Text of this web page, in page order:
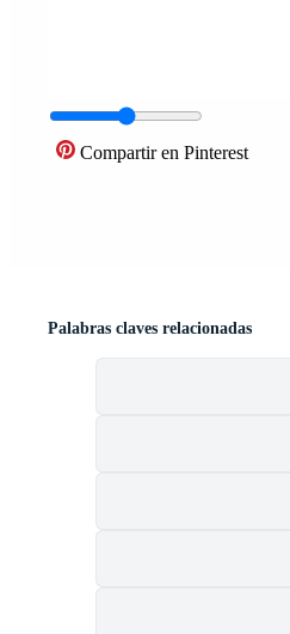
Compartir en Pinterest
Palabras claves relacionadas